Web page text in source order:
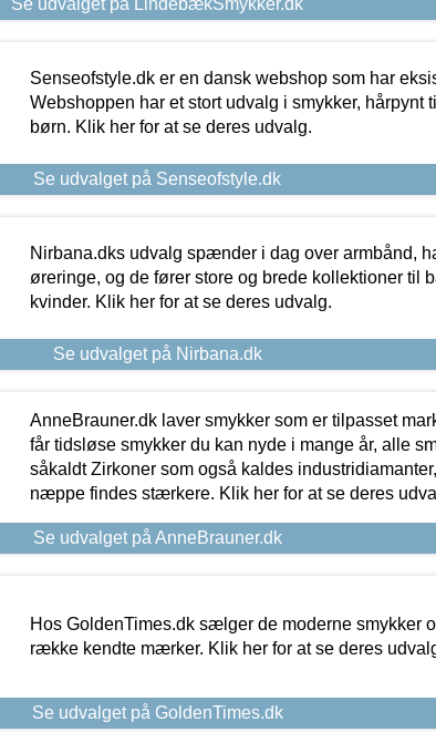
Senseofstyle.dk er en dansk webshop som har
Webshoppen har et stort udvalg i smykker, hårpynt
børn. Klik her for at se deres udvalg.
Se udvalget på Senseofstyle.dk
Nirbana.dks udvalg spænder i dag over armbånd,
øreringe, og de fører store og brede kollektioner til
kvinder. Klik her for at se deres udvalg.
Se udvalget på Nirbana.dk
AnneBrauner.dk laver smykker som er tilpasset
får tidsløse smykker du kan nyde i mange år, alle
såkaldt Zirkoner som også kaldes
næppe findes stærkere. Klik her for at se deres
Se udvalget på AnneBrauner.dk
Hos GoldenTimes.dk sælger de moderne smykker
række kendte mærker. Klik her for at se deres
Se udvalget på GoldenTimes.dk